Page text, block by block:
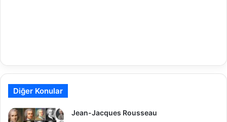
Diğer Konular
Jean-Jacques Rousseau